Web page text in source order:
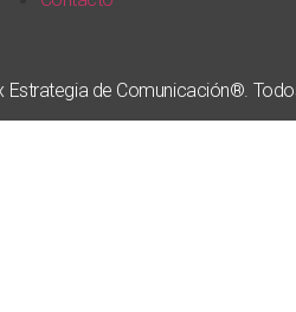
Estrategia de Comunicación®.